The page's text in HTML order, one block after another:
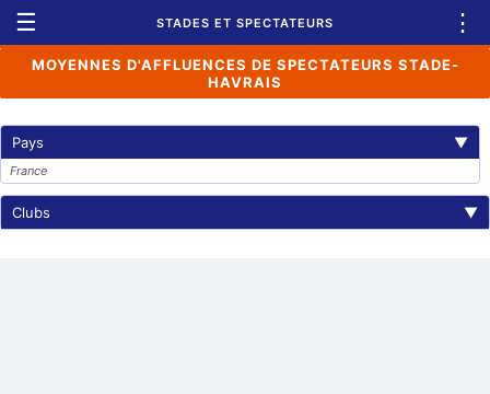
☰ STADES ET SPECTATEURS ⋮
MOYENNES D'AFFLUENCES DE SPECTATEURS STADE-
HAVRAIS
Pays ▼
France
Clubs ▼